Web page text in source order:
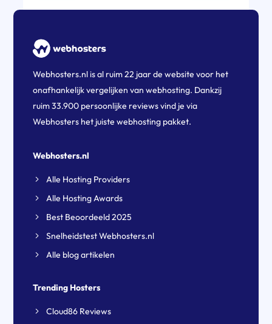
Webhosters.nl is al ruim 22 jaar de website voor het
onafhankelijk vergelijken van webhosting. Dankzij
ruim 33.900 persoonlijke reviews vind je via
Webhosters het juiste webhosting pakket.
Webhosters.nl
Alle Hosting Providers
Alle Hosting Awards
Best Beoordeeld 2025
Snelheidstest Webhosters.nl
Alle blog artikelen
Trending Hosters
Cloud86 Reviews